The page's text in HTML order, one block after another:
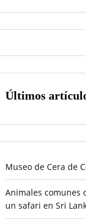
Últimos
Museo de Cera de
Animales comunes
un safari en Sri